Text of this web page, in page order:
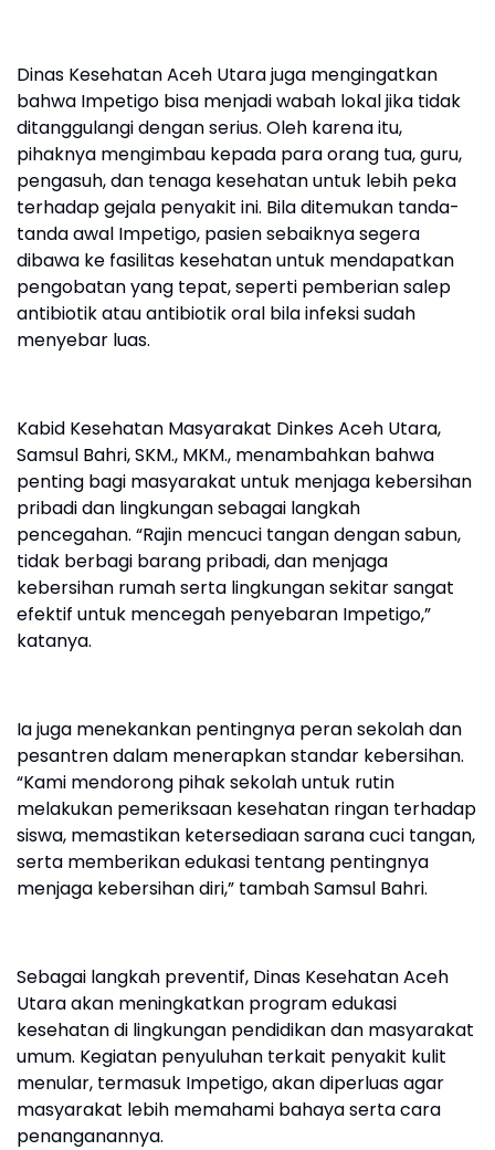
Dinas Kesehatan Aceh Utara juga mengingatkan
bahwa Impetigo bisa menjadi wabah lokal jika tidak
ditanggulangi dengan serius. Oleh karena itu,
pihaknya mengimbau kepada para orang tua, guru,
pengasuh, dan tenaga kesehatan untuk lebih peka
terhadap gejala penyakit ini. Bila ditemukan tanda-
tanda awal Impetigo, pasien sebaiknya segera
dibawa ke fasilitas kesehatan untuk mendapatkan
pengobatan yang tepat, seperti pemberian salep
antibiotik atau antibiotik oral bila infeksi sudah
menyebar luas.
Kabid Kesehatan Masyarakat Dinkes Aceh Utara,
Samsul Bahri, SKM., MKM., menambahkan bahwa
penting bagi masyarakat untuk menjaga kebersihan
pribadi dan lingkungan sebagai langkah
pencegahan. “Rajin mencuci tangan dengan sabun,
tidak berbagi barang pribadi, dan menjaga
kebersihan rumah serta lingkungan sekitar sangat
efektif untuk mencegah penyebaran Impetigo,”
katanya.
Ia juga menekankan pentingnya peran sekolah dan
pesantren dalam menerapkan standar kebersihan.
“Kami mendorong pihak sekolah untuk rutin
melakukan pemeriksaan kesehatan ringan terhadap
siswa, memastikan ketersediaan sarana cuci tangan,
serta memberikan edukasi tentang pentingnya
menjaga kebersihan diri,” tambah Samsul Bahri.
Sebagai langkah preventif, Dinas Kesehatan Aceh
Utara akan meningkatkan program edukasi
kesehatan di lingkungan pendidikan dan masyarakat
umum. Kegiatan penyuluhan terkait penyakit kulit
menular, termasuk Impetigo, akan diperluas agar
masyarakat lebih memahami bahaya serta cara
penanganannya.